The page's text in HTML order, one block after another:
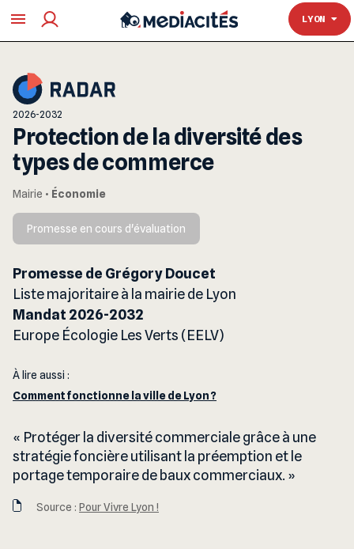
LYON
TOULOUSE
2026-2032
Protection de la diversité des
types de commerce
Mairie • Économie
Promesse en cours d'évaluation
Promesse de Grégory Doucet
Liste majoritaire à la mairie de Lyon
Mandat 2026-2032
Europe Écologie Les Verts (EELV)
À lire aussi :
Comment fonctionne la ville de Lyon ?
Protéger la diversité commerciale grâce à une
stratégie foncière utilisant la préemption et le
portage temporaire de baux commerciaux.
Source : Pour Vivre Lyon !